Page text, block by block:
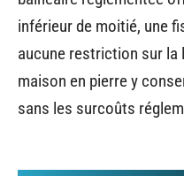
inférieur de moitié, une
aucune restriction sur
maison en pierre y
sans les surcoûts